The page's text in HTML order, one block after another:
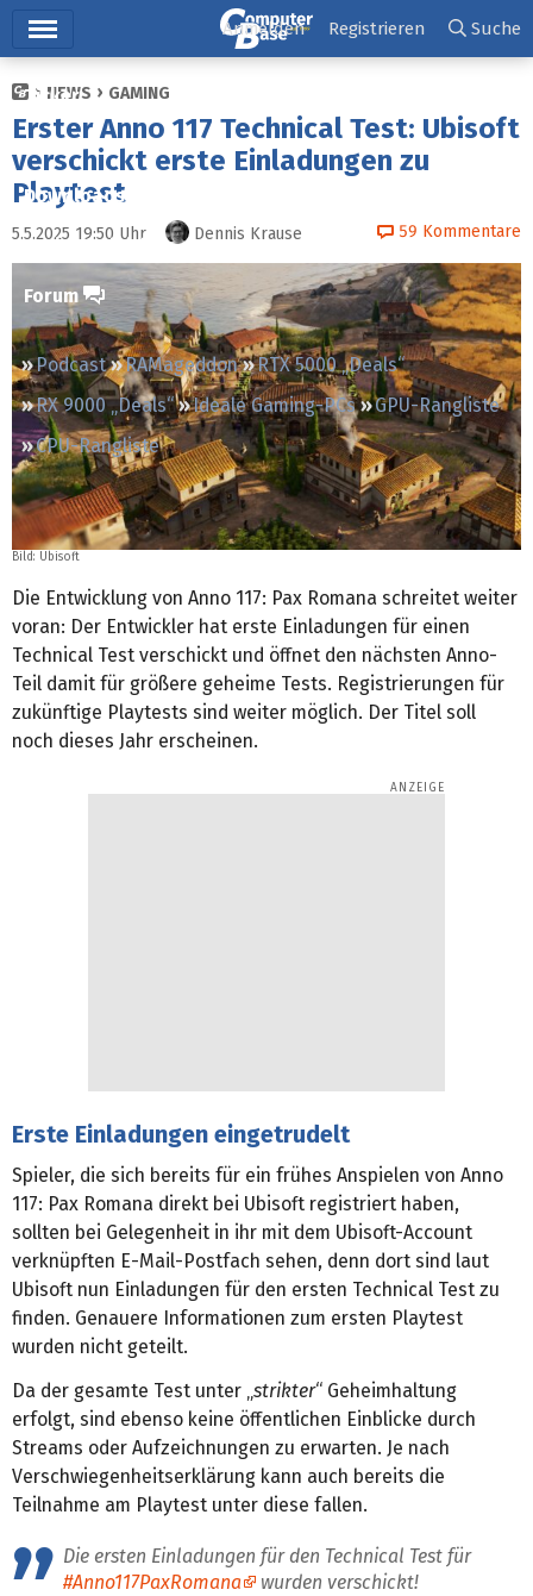
Ticker
Tests
Downloads
Preisvergleich
Forum
Podcast RAMageddon
RTX 5000 „Deals“
RX 9000 „Deals“
Ideale Gaming-PCs
GPU-Rangliste
CPU-Rangliste
Anmelden Registrieren Suche
NEWS GAMING
Erster Anno 117 Technical Test: Ubisoft
verschickt erste Einladungen zu
Playtest
5.5.2025 19:50 Uhr Dennis Krause 59 Kommentare
Bild: Ubisoft
Die Entwicklung von Anno 117: Pax Romana schreitet weiter
voran: Der Entwickler hat erste Einladungen für einen
Technical Test verschickt und öffnet den nächsten Anno-
Teil damit für größere geheime Tests. Registrierungen für
zukünftige Playtests sind weiter möglich. Der Titel soll
noch dieses Jahr erscheinen.
Erste Einladungen eingetrudelt
Spieler, die sich bereits für ein frühes Anspielen von Anno
117: Pax Romana direkt bei Ubisoft registriert haben,
sollten bei Gelegenheit in ihr mit dem Ubisoft-Account
verknüpften E-Mail-Postfach sehen, denn dort sind laut
Ubisoft nun Einladungen für den ersten Technical Test zu
finden. Genauere Informationen zum ersten Playtest
wurden nicht geteilt.
Da der gesamte Test unter „ strikter“ Geheimhaltung
erfolgt, sind ebenso keine öffentlichen Einblicke durch
Streams oder Aufzeichnungen zu erwarten. Je nach
Verschwiegenheitserklärung kann auch bereits die
Teilnahme am Playtest unter diese fallen.
Die ersten Einladungen für den Technical Test für
#Anno117PaxRomana
wurden verschickt!